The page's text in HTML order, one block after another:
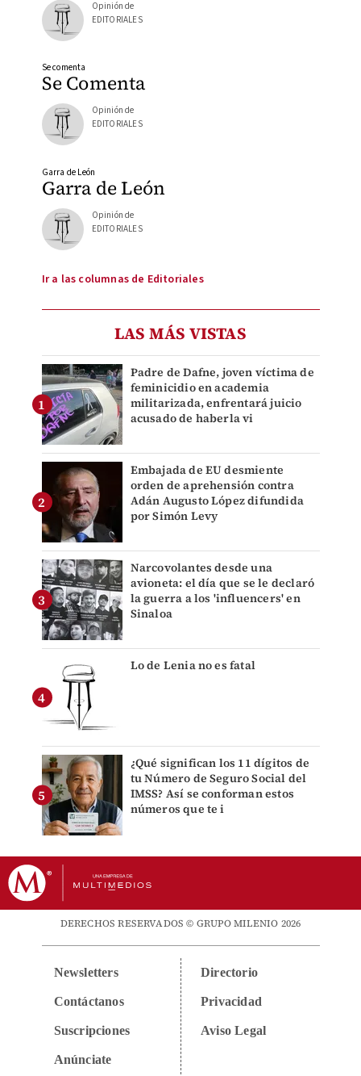
Opinión de
EDITORIALES
Se Comenta
Se comenta
Opinión de
EDITORIALES
Garra de León
Garra de León
Opinión de
EDITORIALES
Ir a las columnas de Editoriales
LAS MÁS VISTAS
Padre de Dafne, joven víctima de
feminicidio en academia
militarizada, enfrentará juicio
acusado de haberla vi
Embajada de EU desmiente
orden de aprehensión contra
Adán Augusto López difundida
por Simón Levy
Narcovolantes desde una
avioneta: el día que se le declaró
la guerra a los 'influencers' en
Sinaloa
Lo de Lenia no es fatal
¿Qué significan los 11 dígitos de
tu Número de Seguro Social del
IMSS? Así se conforman estos
números que te i
DERECHOS RESERVADOS © GRUPO MILENIO 2026
Newsletters
Contáctanos
Suscripciones
Anúnciate
Directorio
Privacidad
Aviso Legal